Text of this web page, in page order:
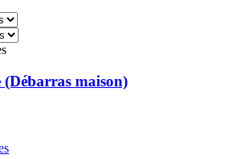
(Débarras maison)